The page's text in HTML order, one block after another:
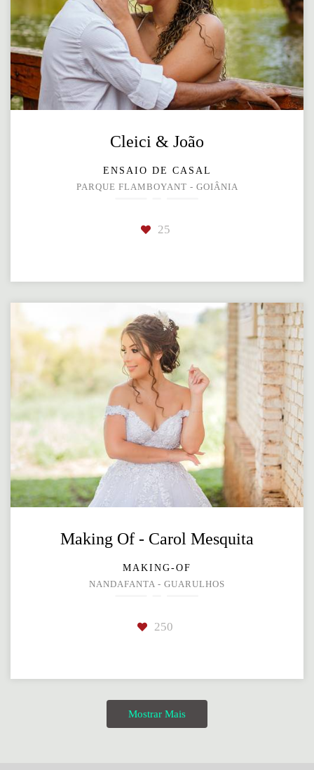
Cleici & João
ENSAIO DE CASAL
PARQUE FLAMBOYANT - GOIÂNIA
25
Making Of - Carol Mesquita
MAKING-OF
NANDAFANTA - GUARULHOS
250
Mostrar Mais